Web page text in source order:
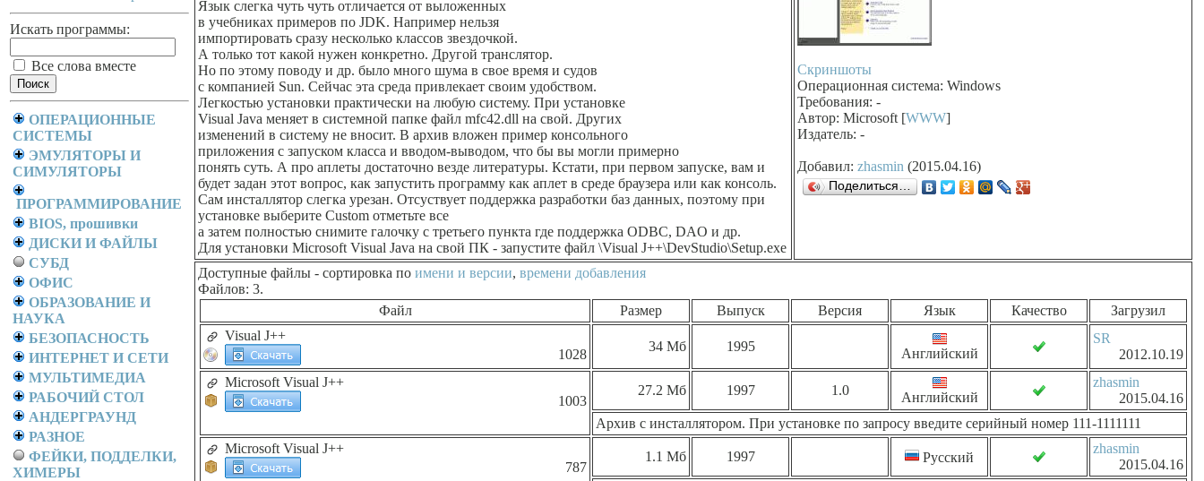
Искать программы:
Все слова вместе
ОПЕРАЦИОННЫЕ
СИСТЕМЫ
ЭМУЛЯТОРЫ И
СИМУЛЯТОРЫ
ПРОГРАММИРОВАНИЕ
BIOS, прошивки
ДИСКИ И ФАЙЛЫ
СУБД
ОФИС
ОБРАЗОВАНИЕ И
НАУКА
БЕЗОПАСНОСТЬ
ИНТЕРНЕТ И СЕТИ
МУЛЬТИМЕДИА
РАБОЧИЙ СТОЛ
АНДЕРГРАУНД
РАЗНОЕ
ФЕЙКИ, ПОДДЕЛКИ,
ХИМЕРЫ
Язык слегка чуть чуть отличается от выложенных
в учебниках примеров по JDK. Например нельзя
импортировать сразу несколько классов звездочкой.
А только тот какой нужен конкретно. Другой транслятор.
Но по этому поводу и др. было много шума в свое время и судов
с компанией Sun. Сейчас эта среда привлекает своим удобством.
Легкостью установки практически на любую систему. При установке
Visual Java меняет в системной папке файл mfc42.dll на свой. Других
изменений в систему не вносит. В архив вложен пример консольного
приложения с запуском класса и вводом-выводом, что бы вы могли примерно
понять суть. А про аплеты достаточно везде литературы. Кстати, при первом запуске, вам и
будет задан этот вопрос, как запустить программу как аплет в среде браузера или как консоль.
Сам инсталлятор слегка урезан. Отсуствует поддержка разработки баз данных, поэтому при
установке выберите Custom отметьте все
а затем полностью снимите галочку с третьего пункта где поддержка ODBC, DAO и др.
Для установки Microsoft Visual Java на свой ПК - запустите файл \Visual J++\DevStudio\Setup.exe
Скриншоты
Операционная система: Windows
Требования: -
Автор: Microsoft [WWW]
Издатель: -
Добавил: zhasmin (2015.04.16)
Поделиться…
Доступные файлы - сортировка по имени и версии, времени добавления
Файлов: 3.
Файл
Размер Выпуск Версия Язык Качество
Загрузил
Visual J++
1028
34 Мб 1995 Английский
SR
2012.10.19
Microsoft Visual J++
1003
27.2 Мб 1997 1.0 Английский
zhasmin
2015.04.16
Архив с инсталлятором. При установке по запросу введите серийный номер 111-1111111
Microsoft Visual J++
787
1.1 Мб 1997 Русский
zhasmin
2015.04.16